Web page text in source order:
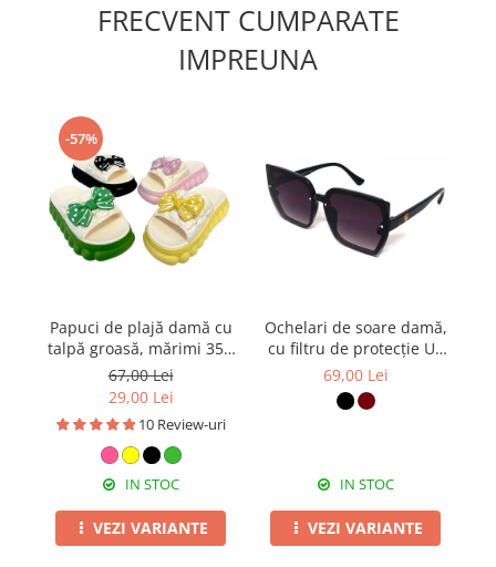
FRECVENT CUMPARATE
IMPREUNA
-57%
Papuci de plajă damă cu
talpă groasă, mărimi 35 -
40, PD58
67,00 Lei
29,00 Lei
10 Review-uri
IN STOC
VEZI VARIANTE
Ochelari de soare damă,
cu filtru de protecție UV
400, cu toc cadou, OSD34
69,00 Lei
IN STOC
VEZI VARIANTE